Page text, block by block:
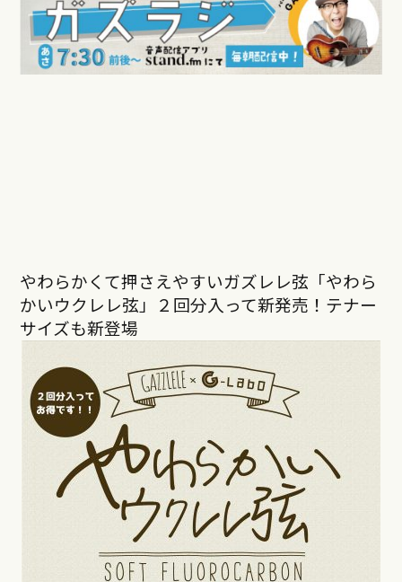
やわらかくて押さえやすいガズレレ弦「やわら
かいウクレレ弦」２回分入って新発売！テナー
サイズも新登場